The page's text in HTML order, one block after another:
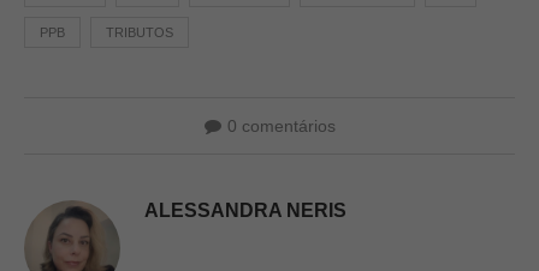
PPB TRIBUTOS
0 comentários
ALESSANDRA NERIS